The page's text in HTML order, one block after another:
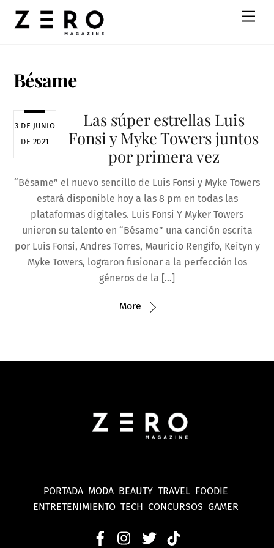
Bésame
3 DE JUNIO
DE 2021
Las súper estrellas Luis
Fonsi y Myke Towers juntos
por primera vez
“Bésame” el nuevo sencillo de Luis Fonsi y Myke Towers
estará disponible hoy a las 8 pm en todas las
plataformas digitales. Luis Fonsi Y Myker Towers
unieron su talento en “Bésame” una canción escrita
por Luis Fonsi, Andres Torres, Mauricio Rengifo, Keityn y
Myke Towers, lograron fusionar a la perfección los
géneros de la […]
More
PORTADA MODA BEAUTY TRAVEL FOODIE
ENTRETENIMIENTO TECH CONCURSOS GAMER